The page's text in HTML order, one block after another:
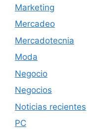
Marketing
Mercadeo
Mercadotecnia
Moda
Negocio
Negocios
Noticias recientes
PC